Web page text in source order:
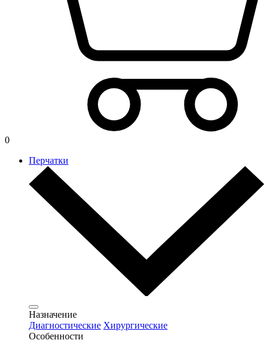
0
Перчатки
Назначение
Диагностические Хирургические
Особенности